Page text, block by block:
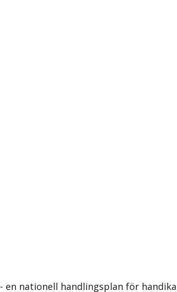
nationell handlingsplan för